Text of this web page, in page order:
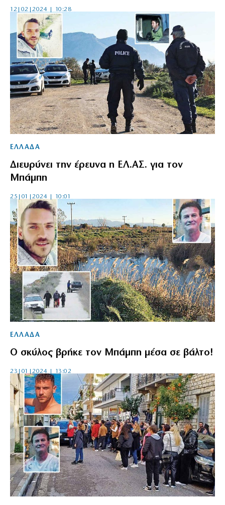
12|02|2024 | 10:28
ΕΛΛΑΔΑ
Διευρύνει την έρευνα η ΕΛ.ΑΣ. για τον
Μπάμπη
25|01|2024 | 10:01
ΕΛΛΑΔΑ
Ο σκύλος βρήκε τον Μπάμπη μέσα σε βάλτο!
23|01|2024 | 13:02